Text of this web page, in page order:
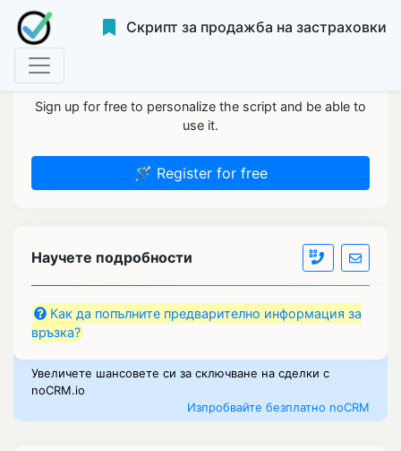
Скрипт за продажба на застраховки
Sign up for free to personalize the script and be able to
use it.
🪄 Register for free
Научете подробности
Как да попълните предварително информация за
връзка?
Увеличете шансовете си за сключване на сделки с
noCRM.io
Изпробвайте безплатно noCRM